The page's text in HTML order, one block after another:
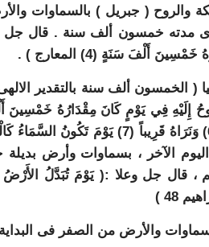
والروح ( جبريل ) بالسماوات
مدته خمسون ألف سنة . قال جل
أَلْفَ سَنَةٍ (4) المعارج ) .
( الخمسون ألف سنة بالتقدير
الآخر ، بسماوات وأرض بديلة
، قال جل وعلا :( يَوْمَ تُبَدَّلُ الأَرْضُ
48 )